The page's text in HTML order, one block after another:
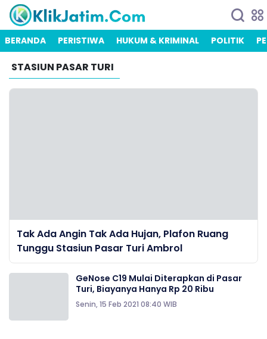
BERANDA PERISTIWA HUKUM & KRIMINAL POLITIK
STASIUN PASAR TURI
Tak Ada Angin Tak Ada Hujan, Plafon Ruang
Tunggu Stasiun Pasar Turi Ambrol
GeNose C19 Mulai Diterapkan di Pasar
Turi, Biayanya Hanya Rp 20 Ribu
Senin, 15 Feb 2021 08:40 WIB